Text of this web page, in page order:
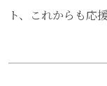
ト、これからも応